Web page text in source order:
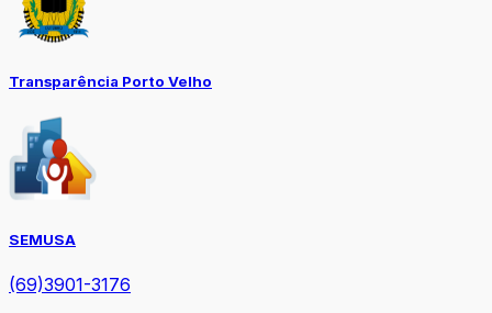
Transparência Porto Velho
SEMUSA
(69)3901-3176